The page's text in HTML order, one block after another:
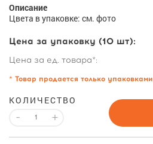
Описание
Цвета в упаковке: см. фото
Цена за упаковку (10 шт):
Цена за ед. товара*:
* Товар продается только упаковками
КОЛИЧЕСТВО
- +